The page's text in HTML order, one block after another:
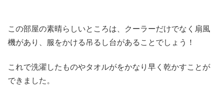
この部屋の素晴らしいところは、クーラーだけでなく扇風
機があり、服をかける吊るし台があることでしょう！
これで洗濯したものやタオルがをかなり早く乾かすことが
できました。